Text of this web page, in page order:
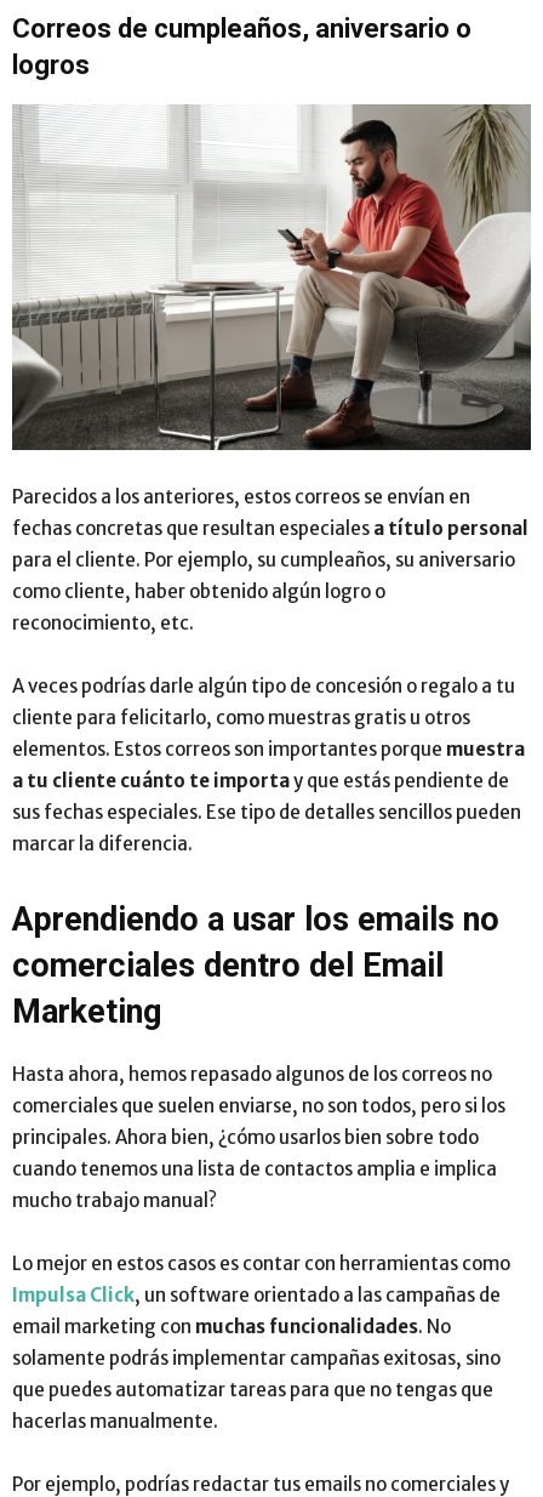
Correos de cumpleaños, aniversario o
logros
Parecidos a los anteriores, estos correos se envían en
fechas concretas que resultan especiales a título personal
para el cliente. Por ejemplo, su cumpleaños, su aniversario
como cliente, haber obtenido algún logro o
reconocimiento, etc.
A veces podrías darle algún tipo de concesión o regalo a tu
cliente para felicitarlo, como muestras gratis u otros
elementos. Estos correos son importantes porque muestra
a tu cliente cuánto te importay que estás pendiente de
sus fechas especiales. Ese tipo de detalles sencillos pueden
marcar la diferencia.
Aprendiendo a usar los emails no
comerciales dentro del Email
Marketing
Hasta ahora, hemos repasado algunos de los correos no
comerciales que suelen enviarse, no son todos, pero si los
principales. Ahora bien, ¿cómo usarlos bien sobre todo
cuando tenemos una lista de contactos amplia e implica
mucho trabajo manual?
Lo mejor en estos casos es contar con herramientas como
Impulsa Click, un software orientado a las campañas de
email marketing con muchas funcionalidades. No
solamente podrás implementar campañas exitosas, sino
que puedes automatizar tareas para que no tengas que
hacerlas manualmente.
Por ejemplo, podrías redactar tus emails no comerciales y